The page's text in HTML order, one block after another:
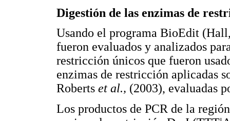
Digestión de las enzimas de
Usando el programa BioEdit
fueron evaluados y analizados
restricción únicos que fueron
enzimas de restricción aplicadas
Roberts et al., (2003), evaluadas
Los productos de PCR de la